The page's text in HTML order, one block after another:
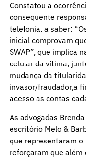
Constatou a
consequente
telefonia, a saber:
inicial comprovam
SWAP”, que implica
celular da vítima,
mudança da
invasor/fraudador,a
acesso as contas
As advogadas
escritório Melo &
que representaram o
reforçaram que além